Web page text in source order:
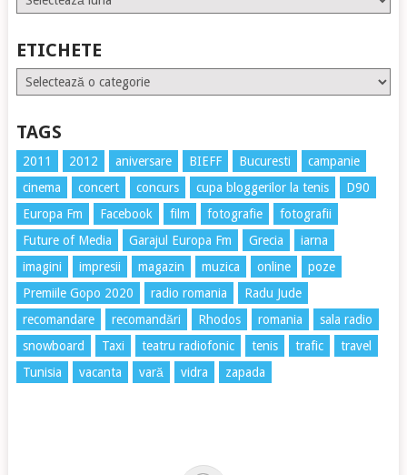
ETICHETE
Etichete
TAGS
2011 2012 aniversare BIEFF Bucuresti
campanie
cinema
concert concurs cupa bloggerilor la tenis
D90
Europa Fm
Facebook film fotografie
fotografii
Future of Media
Garajul Europa Fm Grecia
iarna
imagini
impresii magazin muzica online
poze
Premiile Gopo 2020
radio romania
Radu Jude
recomandare
recomandări Rhodos romania
sala radio
snowboard
Taxi teatru radiofonic tenis trafic
travel
Tunisia
vacanta vară vidra zapada